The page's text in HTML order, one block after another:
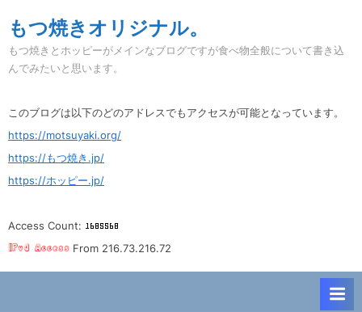
to
content
もつ焼きオリジナル。
もつ焼きとホッピーがメインなブログですが食べ物全般について書き込
んでみたいと思います。
このブログは以下のどのアドレスでもアクセスが可能となっています。
https://motsuyaki.org/
https://もつ焼き.jp/
https://ホッピー.jp/
Access Count:
From 216.73.216.72